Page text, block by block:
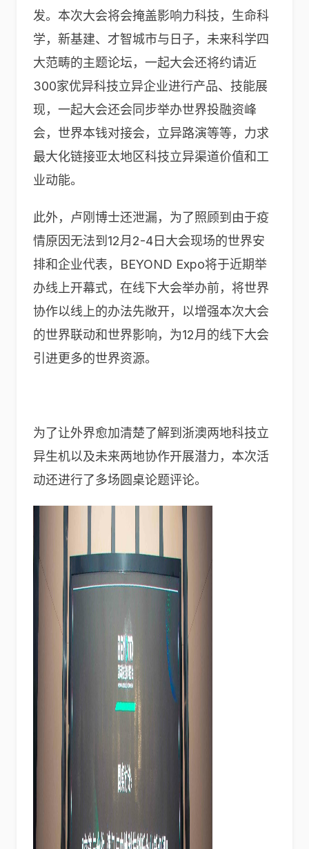
发。本次大会将会掩盖影响力科技，生命科
学，新基建、才智城市与日子，未来科学四
大范畴的主题论坛，一起大会还将约请近
300家优异科技立异企业进行产品、技能展
现，一起大会还会同步举办世界投融资峰
会，世界本钱对接会，立异路演等等，力求
最大化链接亚太地区科技立异渠道价值和工
业动能。
此外，卢刚博士还泄漏，为了照顾到由于疫
情原因无法到12月2-4日大会现场的世界安
排和企业代表，BEYOND Expo将于近期举
办线上开幕式，在线下大会举办前，将世界
协作以线上的办法先敞开，以增强本次大会
的世界联动和世界影响，为12月的线下大会
引进更多的世界资源。
为了让外界愈加清楚了解到浙澳两地科技立
异生机以及未来两地协作开展潜力，本次活
动还进行了多场圆桌论题评论。